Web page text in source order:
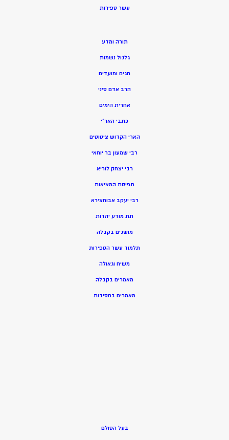
עשר ספירות
תורה ומדע
גלגול נשמות
חגים ומועדים
הרב אדם סיני
אחרית הימים
כתבי האר”י
הארי הקדוש ציטוטים
רבי שמעון בר יוחאי
רבי יצחק לוריא
תפיסת המציאות
רבי יעקב אבוחצירא
תת מודע יהדות
מושגים בקבלה
תלמוד עשר הספירות
משיח וגאולה
מאמרים בקבלה
מאמרים בחסידות
בעל הסולם